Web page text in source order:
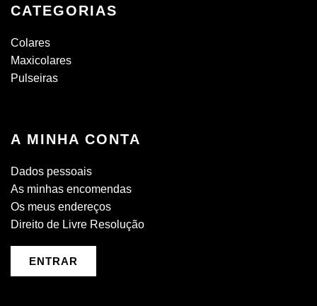
CATEGORIAS
Colares
Maxicolares
Pulseiras
A MINHA CONTA
Dados pessoais
As minhas encomendas
Os meus endereços
Direito de Livre Resolução
ENTRAR